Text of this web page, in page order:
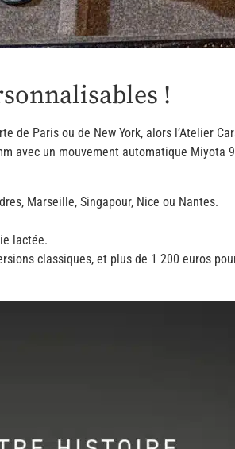
!
de Paris ou de New York, alors l’Atelier
avec un mouvement automatique Miyota
Marseille, Singapour, Nice ou Nantes.
lactée.
classiques, et plus de 1 200 euros